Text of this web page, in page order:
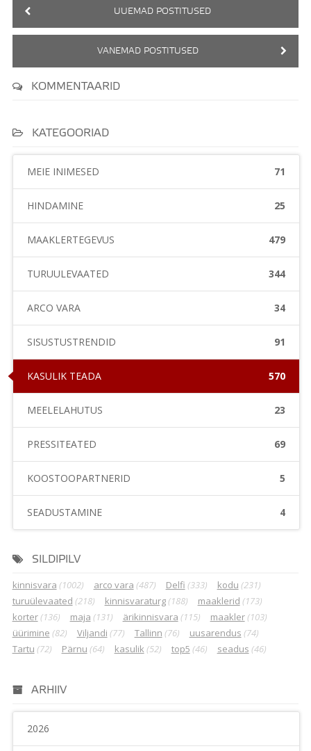
UUEMAD POSTITUSED
VANEMAD POSTITUSED
KOMMENTAARID
KATEGOORIAD
MEIE INIMESED 71
HINDAMINE 25
MAAKLERTEGEVUS 479
TURUÜLEVAATED 344
ARCO VARA 34
SISUSTUSTRENDID 91
KASULIK TEADA 570
MEELELAHUTUS 23
PRESSITEATED 69
KOOSTÖÖPARTNERID 5
SEADUSTAMINE 4
SILDIPILV
kinnisvara (1002) arco vara (487) Delfi (333) kodu (231)
turuülevaated (218) kinnisvaraturg(188) maaklerid (173)
korter(136) maja (131) ärikinnisvara (115) maakler(103)
üürimine (82) Viljandi (77) Tallinn (76) uusarendus (74)
Tartu (72) Pärnu (64) kasulik (52) top5 (46) seadus (46)
ARHIIV
2026